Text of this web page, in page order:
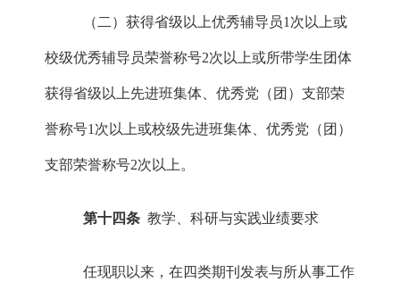
（二）获得省级以上优秀辅导员1次以上或
校级优秀辅导员荣誉称号2次以上或所带学生团体
获得省级以上先进班集体、优秀党（团）支部荣
誉称号1次以上或校级先进班集体、优秀党（团）
支部荣誉称号2次以上。
第十四条 教学、科研与实践业绩要求
任现职以来，在四类期刊发表与所从事工作